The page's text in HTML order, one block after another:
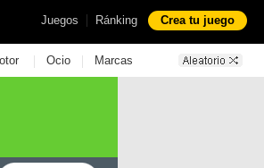
Juegos | Ránking Crea tu juego
| Ocio | Marcas